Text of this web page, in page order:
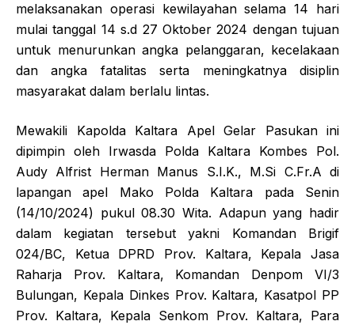
melaksanakan operasi kewilayahan selama 14 hari
mulai tanggal 14 s.d 27 Oktober 2024 dengan tujuan
untuk menurunkan angka pelanggaran, kecelakaan
dan angka fatalitas serta meningkatnya disiplin
masyarakat dalam berlalu lintas.
Mewakili Kapolda Kaltara Apel Gelar Pasukan ini
dipimpin oleh Irwasda Polda Kaltara Kombes Pol.
Audy Alfrist Herman Manus S.I.K., M.Si C.Fr.A di
lapangan apel Mako Polda Kaltara pada Senin
(14/10/2024) pukul 08.30 Wita. Adapun yang hadir
dalam kegiatan tersebut yakni Komandan Brigif
024/BC, Ketua DPRD Prov. Kaltara, Kepala Jasa
Raharja Prov. Kaltara, Komandan Denpom VI/3
Bulungan, Kepala Dinkes Prov. Kaltara, Kasatpol PP
Prov. Kaltara, Kepala Senkom Prov. Kaltara, Para